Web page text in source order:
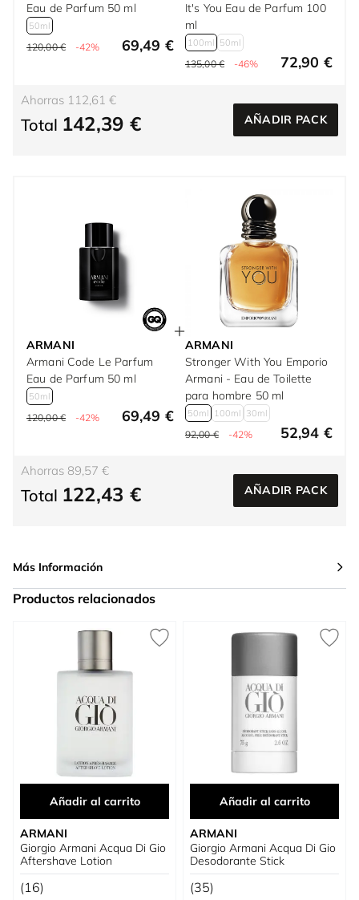
Eau de Parfum 50 ml
50ml
120,00 € -42% 69,49 €
It's You Eau de Parfum 100
ml
100ml 50ml
135,00 € -46% 72,90 €
Ahorras 112,61 €
Total 142,39 € AÑADIR PACK
ARMANI
Armani Code Le Parfum
Eau de Parfum 50 ml
50ml
120,00 € -42% 69,49 €
ARMANI
Stronger With You Emporio
Armani - Eau de Toilette
para hombre 50 ml
50ml 100ml 30ml
92,00 € -42% 52,94 €
Ahorras 89,57 €
Total 122,43 € AÑADIR PACK
Más Información
Productos relacionados
Press to skip carousel
Añadir al carrito
ARMANI
Giorgio Armani Acqua Di Gio
Aftershave Lotion
(16)
Añadir al carrito
ARMANI
Giorgio Armani Acqua Di Gio
Desodorante Stick
(35)